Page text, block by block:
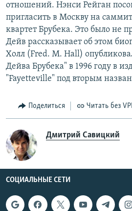
отношений. Нэнси Рейган
пригласить в Москву на
квартет Брубека. Это было не
Дейв рассказывает об этом
Холл (Fred. M. Hall)
Дейва Брубека" в 1996 году в
"Fayetteville" под вторым
Поделиться Читать без
Дмитрий Савицкий
СОЦИАЛЬНЫЕ СЕТИ